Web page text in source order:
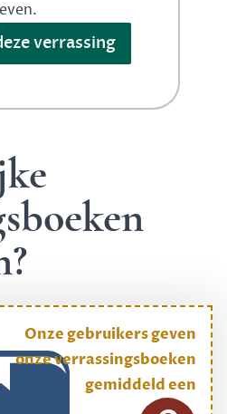
verrassing
Onze gebruikers geven
onze verrassingsboeken
gemiddeld een